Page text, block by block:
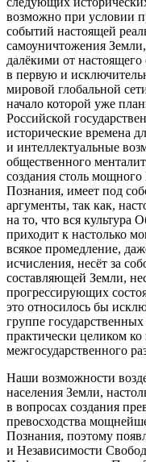
возможно при условии
событий настоящей
самоуничтожения
далёкими от
в первую и
мировой глобальной
начало которой уже
Российской
исторические времена
и интеллектуальные
общественного
создания столь
Познания, имеет под
аргументы, так как,
на то, что вся
приходит к настолько
всякое промедление,
исчисления, несёт за
составляющей Земли,
прогрессирующих
это относилось бы
группе
практически целиком
межгосударственного
Наши возможности
населения Земли,
в вопросах создания
превосходства
Познания, поэтому
и Независимости